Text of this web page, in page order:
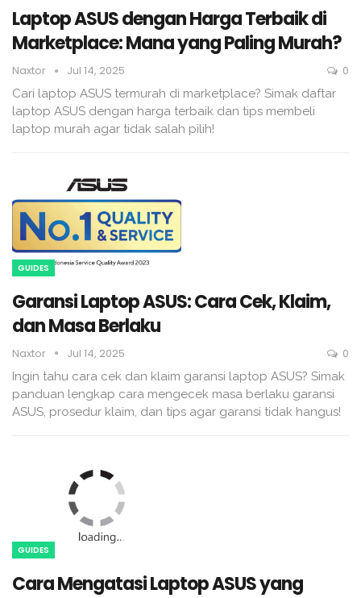
Laptop ASUS dengan Harga Terbaik di
Marketplace: Mana yang Paling Murah?
Naxtor Jul 14, 2025 0
Cari laptop ASUS termurah di marketplace? Simak daftar
laptop ASUS dengan harga terbaik dan tips membeli
laptop murah agar tidak salah pilih!
GUIDES
Garansi Laptop ASUS: Cara Cek, Klaim,
dan Masa Berlaku
Naxtor Jul 14, 2025 0
Ingin tahu cara cek dan klaim garansi laptop ASUS? Simak
panduan lengkap cara mengecek masa berlaku garansi
ASUS, prosedur klaim, dan tips agar garansi tidak hangus!
GUIDES
Cara Mengatasi Laptop ASUS yang